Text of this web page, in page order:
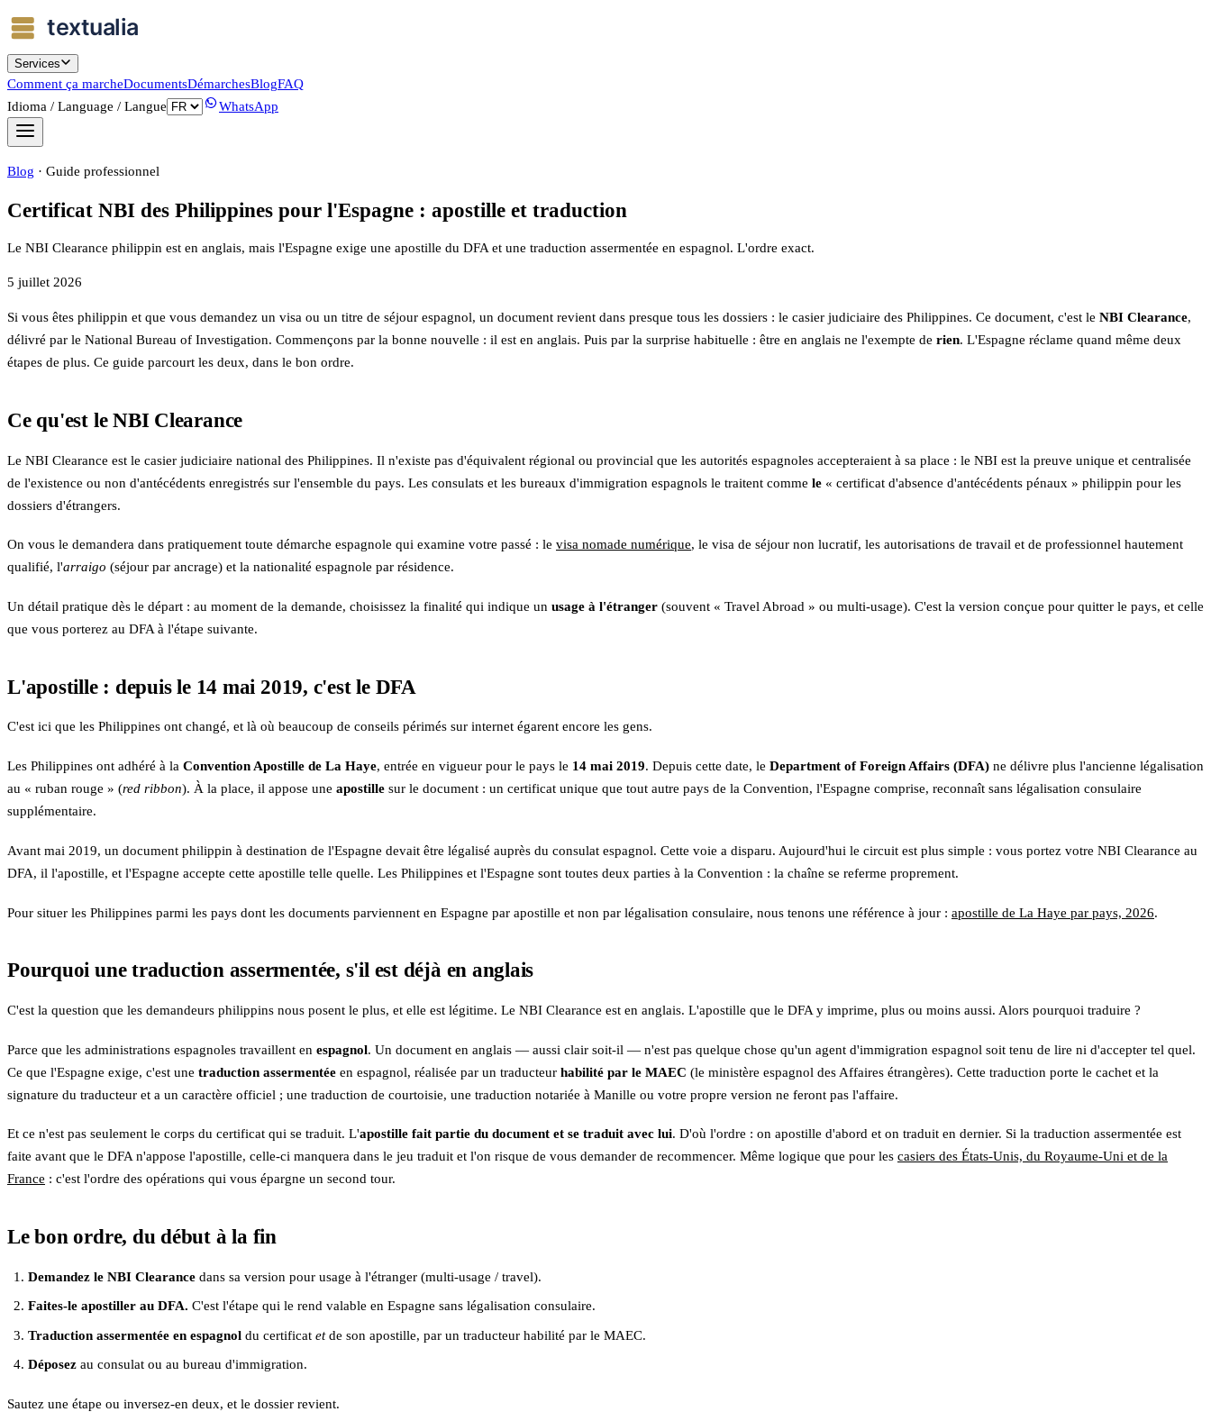
Services
Comment ça marcheDocumentsDémarchesBlogFAQ
Idioma / Language / Langue
WhatsApp
Blog · Guide professionnel
Certificat NBI des Philippines pour l'Espagne : apostille et traduction
Le NBI Clearance philippin est en anglais, mais l'Espagne exige une apostille du DFA et une traduction assermentée en espagnol. L'ordre exact.
5 juillet 2026
Si vous êtes philippin et que vous demandez un visa ou un titre de séjour espagnol, un document revient dans presque tous les dossiers : le casier judiciaire des Philippines. Ce document, c'est le NBI Clearance,
délivré par le National Bureau of Investigation. Commençons par la bonne nouvelle : il est en anglais. Puis par la surprise habituelle : être en anglais ne l'exempte de rien. L'Espagne réclame quand même deux
étapes de plus. Ce guide parcourt les deux, dans le bon ordre.
Ce qu'est le NBI Clearance
Le NBI Clearance est le casier judiciaire national des Philippines. Il n'existe pas d'équivalent régional ou provincial que les autorités espagnoles accepteraient à sa place : le NBI est la preuve unique et centralisée
de l'existence ou non d'antécédents enregistrés sur l'ensemble du pays. Les consulats et les bureaux d'immigration espagnols le traitent comme le « certificat d'absence d'antécédents pénaux » philippin pour les
dossiers d'étrangers.
On vous le demandera dans pratiquement toute démarche espagnole qui examine votre passé : le visa nomade numérique, le visa de séjour non lucratif, les autorisations de travail et de professionnel hautement
qualifié, l'arraigo (séjour par ancrage) et la nationalité espagnole par résidence.
Un détail pratique dès le départ : au moment de la demande, choisissez la finalité qui indique un usage à l'étranger (souvent « Travel Abroad » ou multi-usage). C'est la version conçue pour quitter le pays, et celle
que vous porterez au DFA à l'étape suivante.
L'apostille : depuis le 14 mai 2019, c'est le DFA
C'est ici que les Philippines ont changé, et là où beaucoup de conseils périmés sur internet égarent encore les gens.
Les Philippines ont adhéré à la Convention Apostille de La Haye, entrée en vigueur pour le pays le 14 mai 2019. Depuis cette date, le Department of Foreign Affairs (DFA) ne délivre plus l'ancienne légalisation
au « ruban rouge » (red ribbon). À la place, il appose une apostille sur le document : un certificat unique que tout autre pays de la Convention, l'Espagne comprise, reconnaît sans légalisation consulaire
supplémentaire.
Avant mai 2019, un document philippin à destination de l'Espagne devait être légalisé auprès du consulat espagnol. Cette voie a disparu. Aujourd'hui le circuit est plus simple : vous portez votre NBI Clearance au
DFA, il l'apostille, et l'Espagne accepte cette apostille telle quelle. Les Philippines et l'Espagne sont toutes deux parties à la Convention : la chaîne se referme proprement.
Pour situer les Philippines parmi les pays dont les documents parviennent en Espagne par apostille et non par légalisation consulaire, nous tenons une référence à jour : apostille de La Haye par pays, 2026.
Pourquoi une traduction assermentée, s'il est déjà en anglais
C'est la question que les demandeurs philippins nous posent le plus, et elle est légitime. Le NBI Clearance est en anglais. L'apostille que le DFA y imprime, plus ou moins aussi. Alors pourquoi traduire ?
Parce que les administrations espagnoles travaillent en espagnol. Un document en anglais — aussi clair soit-il — n'est pas quelque chose qu'un agent d'immigration espagnol soit tenu de lire ni d'accepter tel quel.
Ce que l'Espagne exige, c'est une traduction assermentée en espagnol, réalisée par un traducteur habilité par le MAEC (le ministère espagnol des Affaires étrangères). Cette traduction porte le cachet et la
signature du traducteur et a un caractère officiel ; une traduction de courtoisie, une traduction notariée à Manille ou votre propre version ne feront pas l'affaire.
Et ce n'est pas seulement le corps du certificat qui se traduit. L'apostille fait partie du document et se traduit avec lui. D'où l'ordre : on apostille d'abord et on traduit en dernier. Si la traduction assermentée est
faite avant que le DFA n'appose l'apostille, celle-ci manquera dans le jeu traduit et l'on risque de vous demander de recommencer. Même logique que pour les casiers des États-Unis, du Royaume-Uni et de la
France : c'est l'ordre des opérations qui vous épargne un second tour.
Le bon ordre, du début à la fin
Demandez le NBI Clearancedans sa version pour usage à l'étranger (multi-usage / travel).
Faites-le apostiller au DFA. C'est l'étape qui le rend valable en Espagne sans légalisation consulaire.
Traduction assermentée en espagnoldu certificat etde son apostille, par un traducteur habilité par le MAEC.
Déposezau consulat ou au bureau d'immigration.
Sautez une étape ou inversez-en deux, et le dossier revient.